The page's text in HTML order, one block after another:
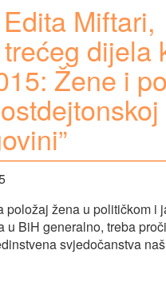
Miftari,
dijela
Žene i
položaj žena u političkom i
u BiH generalno, treba
svjedočanstva